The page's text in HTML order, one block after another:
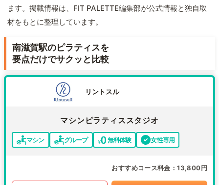
ます。掲載情報は、FIT PALETTE編集部が公式情報と独自取
材をもとに整理しています。
南滋賀駅のピラティスを
要点だけでサクッと比較
リントスル
マシンピラティススタジオ
マシン グループ 無料体験 女性専用
おすすめコース料金 13,800円